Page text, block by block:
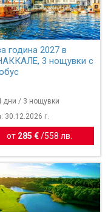
година 2027 в
3 нощувки с
дни / 3 нощувки
30.12.2026 г.
от 285 €/558 лв.